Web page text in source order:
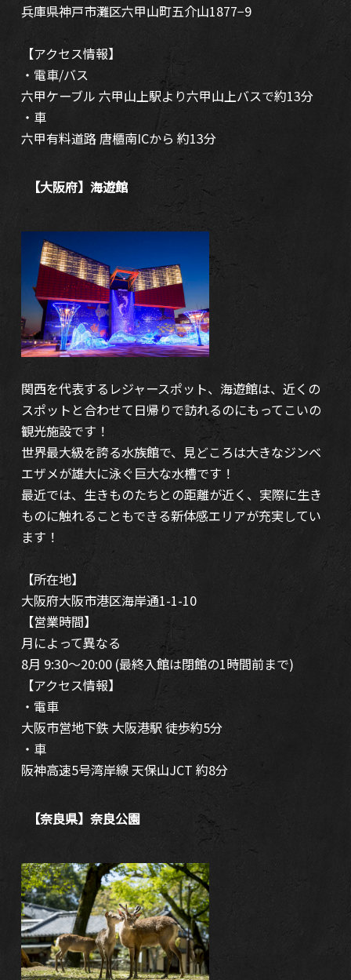
兵庫県神戸市灘区六甲山町五介山1877−9
【アクセス情報】
・電車/バス
六甲ケーブル 六甲山上駅より六甲山上バスで約13分
・車
六甲有料道路 唐櫃南ICから 約13分
【大阪府】海遊館
関西を代表するレジャースポット、海遊館は、近くの
スポットと合わせて日帰りで訪れるのにもってこいの
観光施設です！
世界最大級を誇る水族館で、見どころは大きなジンベ
エザメが雄大に泳ぐ巨大な水槽です！
最近では、生きものたちとの距離が近く、実際に生き
ものに触れることもできる新体感エリアが充実してい
ます！
【所在地】
大阪府大阪市港区海岸通1-1-10
【営業時間】
月によって異なる
8月 9:30～20:00 (最終入館は閉館の1時間前まで)
【アクセス情報】
・電車
大阪市営地下鉄 大阪港駅 徒歩約5分
・車
阪神高速5号湾岸線 天保山JCT 約8分
【奈良県】奈良公園